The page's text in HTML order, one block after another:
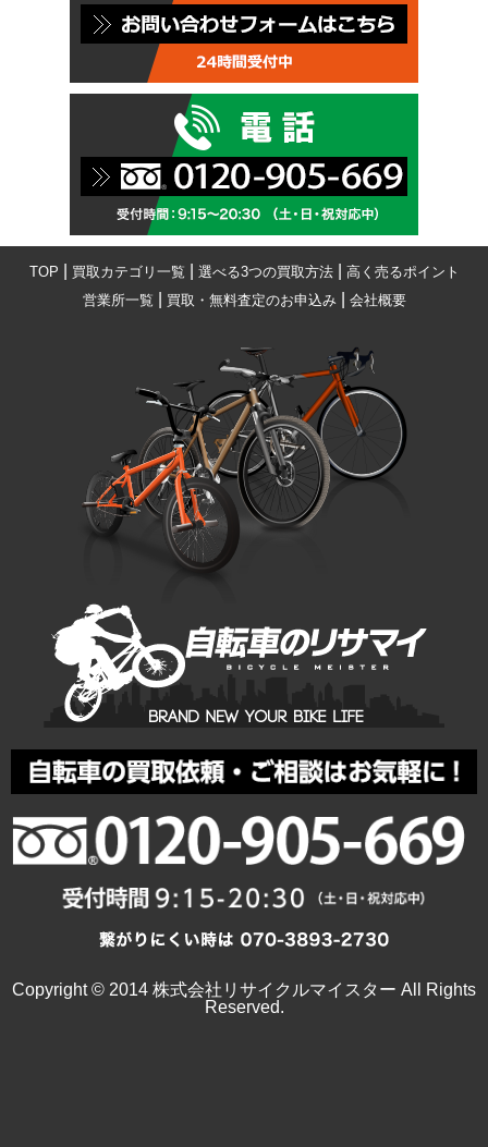
TOP 買取カテゴリ一覧 選べる3つの買取方法| 高く売るポイント
営業所一覧
買取・無料査定のお申込み| 会社概要
Copyright © 2014 株式会社リサイクルマイスター All Rights
Reserved.